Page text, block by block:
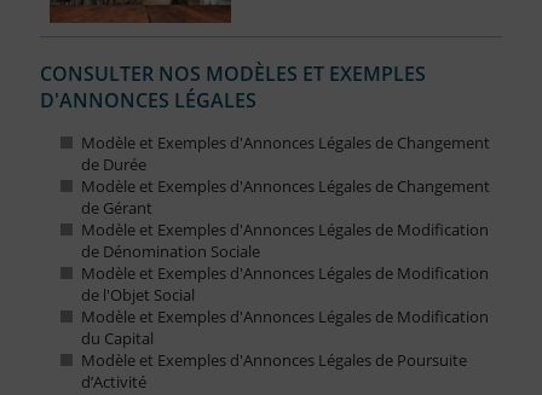
CONSULTER NOS MODÈLES ET EXEMPLES
D'ANNONCES LÉGALES
Modèle et Exemples d'Annonces Légales de Changement
de Durée
Modèle et Exemples d'Annonces Légales de Changement
de Gérant
Modèle et Exemples d'Annonces Légales de Modification
de Dénomination Sociale
Modèle et Exemples d'Annonces Légales de Modification
de l'Objet Social
Modèle et Exemples d'Annonces Légales de Modification
du Capital
Modèle et Exemples d'Annonces Légales de Poursuite
d’Activité